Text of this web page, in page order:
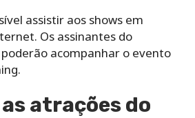
assistir aos shows em
Os assinantes do
acompanhar o evento
atrações do